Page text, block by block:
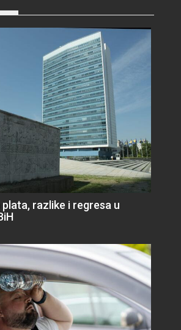
razlike i regresa u